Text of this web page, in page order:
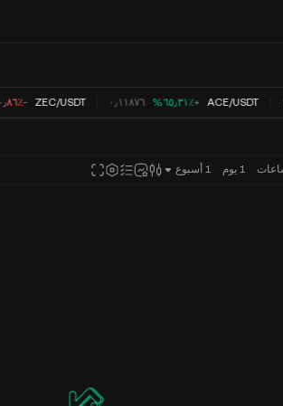
ACE/USDT ‮+‭٦٥٫٣١٪؜‬%‬ ٠٫١١٨٧٦ ZEC/USDT ‮-‭٠٫٨٦٪؜‬%‬
1 يوم 1 أسبوع